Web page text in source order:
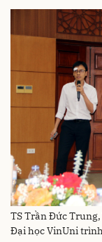
TS Trần Đức
Đại học VinUni